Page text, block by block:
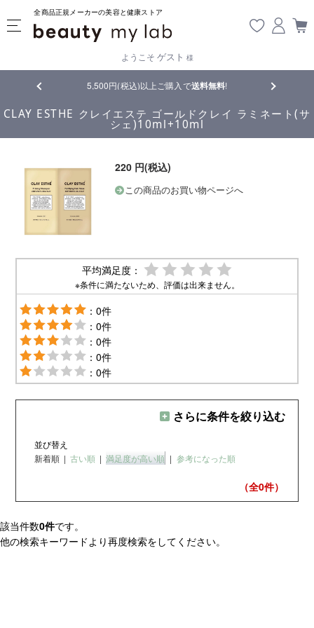
全商品正規メーカーの美容と健康ストア
ようこそ ゲスト 様
5,500円(税込)以上ご購入で送料無料! 【重要】
CLAY ESTHE クレイエステ ゴールドクレイ ラミネート(サ
シェ)10ml+10ml
220 円(税込)
この商品のお買い物ページへ
平均満足度：
※条件に満たないため、評価は出来ません。
：0件
：0件
：0件
：0件
：0件
さらに条件を絞り込む
並び替え
新着順 | 古い順 | 満足度が高い順 | 参考になった順
（全0件）
該当件数0件です。
他の検索キーワードより再度検索をしてください。